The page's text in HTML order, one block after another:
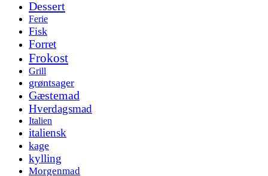
Dessert
Ferie
Fisk
Forret
Frokost
Grill
grøntsager
Gæstemad
Hverdagsmad
Italien
italiensk
kage
kylling
Morgenmad